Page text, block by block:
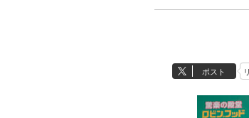
ポスト